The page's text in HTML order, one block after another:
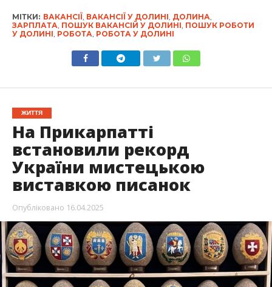
МІТКИ: ВАКАНСІЇ ВАКАНСІЇ У ДОЛИНІ ДОЛИНА
ЗАРПЛАТА ПОШУК ВАКАНСІЙ У ДОЛИНІ ПОШУК РОБОТИ
У ДОЛИНІ РОБОТА РОБОТА У ДОЛИНІ
ЖИТТЯ
На Прикарпатті
встановили рекорд
України мистецькою
виставкою писанок
Опубліковано 16.04.2025